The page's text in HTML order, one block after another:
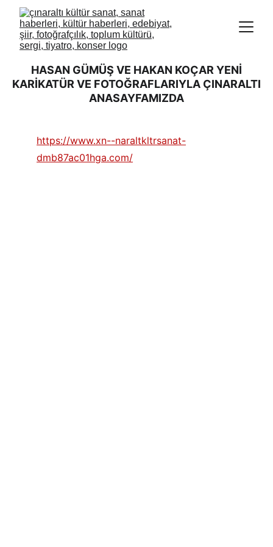
HASAN GÜMÜŞ VE HAKAN KOÇAR YENİ
KARİKATÜR VE FOTOĞRAFLARIYLA ÇINARALTI
ANASAYFAMIZDA
https://www.xn--naraltkltrsanat-
dmb87ac01hga.com/